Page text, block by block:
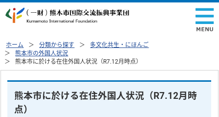
ホーム 分類から探す
多文化共生・にほんご
熊本市の外国人状況
熊本市に於ける在住外国人状況（R7.12月時点）
熊本市に於ける在住外国人状況（R7.12月時
点）